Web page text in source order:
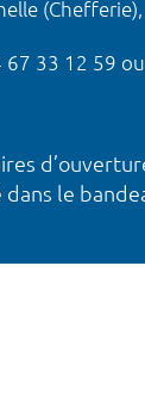
33 12 59
le